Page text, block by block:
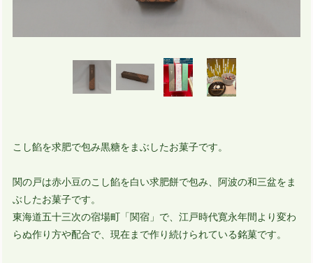
こし餡を求肥で包み黒糖をまぶしたお菓子です。
関の戸は赤小豆のこし餡を白い求肥餅で包み、阿波の和三盆をま
ぶしたお菓子です。
東海道五十三次の宿場町「関宿」で、江戸時代寛永年間より変わ
らぬ作り方や配合で、現在まで作り続けられている銘菓です。